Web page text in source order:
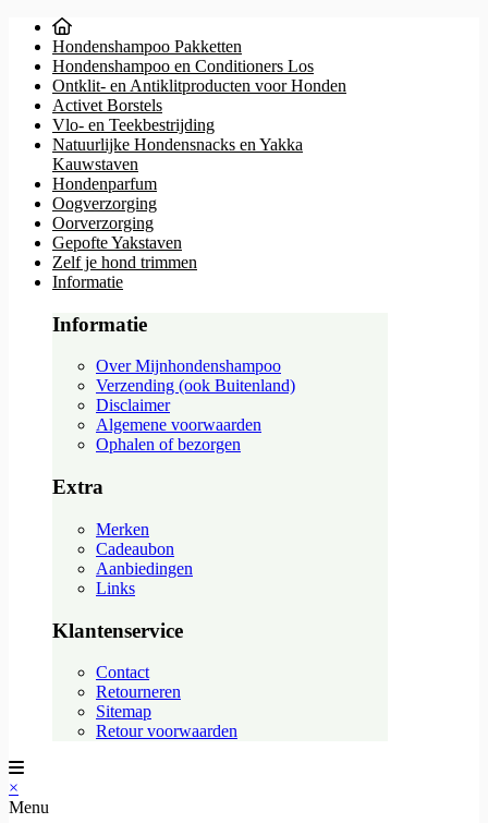
Hondenshampoo Pakketten
Hondenshampoo en Conditioners Los
Ontklit- en Antiklitproducten voor Honden
Activet Borstels
Vlo- en Teekbestrijding
Natuurlijke Hondensnacks en Yakka
Kauwstaven
Hondenparfum
Oogverzorging
Oorverzorging
Gepofte Yakstaven
Zelf je hond trimmen
Informatie
Informatie
Over Mijnhondenshampoo
Verzending (ook Buitenland)
Disclaimer
Algemene voorwaarden
Ophalen of bezorgen
Extra
Merken
Cadeaubon
Aanbiedingen
Links
Klantenservice
Contact
Retourneren
Sitemap
Retour voorwaarden
×
Menu